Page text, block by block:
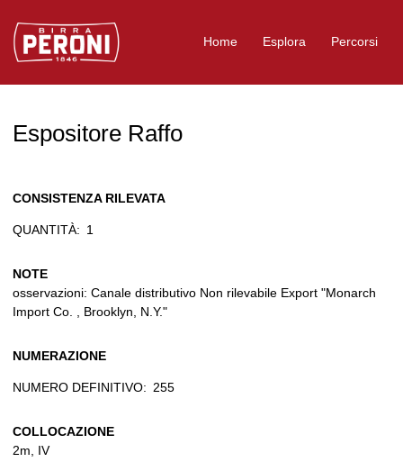
Logo Birra Peroni
Home Esplora Percorsi
Espositore Raffo
CONSISTENZA RILEVATA
QUANTITÀ: 1
NOTE
osservazioni: Canale distributivo Non rilevabile Export "Monarch
Import Co. , Brooklyn, N.Y."
NUMERAZIONE
NUMERO DEFINITIVO: 255
COLLOCAZIONE
2m, IV